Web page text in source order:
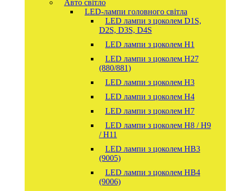
Авто світло
LED-лампи головного світла
LED лампи з цоколем D1S,
D2S, D3S, D4S
LED лампи з цоколем H1
LED лампи з цоколем H27
(880/881)
LED лампи з цоколем H3
LED лампи з цоколем H4
LED лампи з цоколем H7
LED лампи з цоколем H8 / H9
/ H11
LED лампи з цоколем HB3
(9005)
LED лампи з цоколем HB4
(9006)